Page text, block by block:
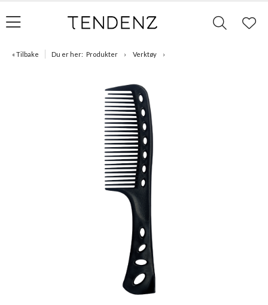
« Tilbake Du er her: Produkter Verktøy